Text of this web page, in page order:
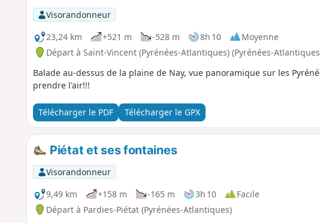
Visorandonneur
23,24 km
+521 m -528 m 8h 10
Moyenne
Départ à Saint-Vincent (Pyrénées-Atlantiques) (Pyrénées-
Balade au-dessus de la plaine de Nay, vue panoramique sur les
prendre l'air!!!
Télécharger le PDF Télécharger le GPX
Piétat et ses fontaines
Visorandonneur
9,49 km
+158 m -165 m 3h 10
Facile
Départ à Pardies-Piétat (Pyrénées-Atlantiques)